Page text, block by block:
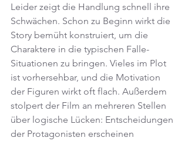
Leider zeigt die Handlung schnell ihre
Schwächen. Schon zu Beginn wirkt die
Story bemüht konstruiert, um die
Charaktere in die typischen Falle-
Situationen zu bringen. Vieles im Plot
ist vorhersehbar, und die Motivation
der Figuren wirkt oft flach. Außerdem
stolpert der Film an mehreren Stellen
über logische Lücken: Entscheidungen
der Protagonisten erscheinen